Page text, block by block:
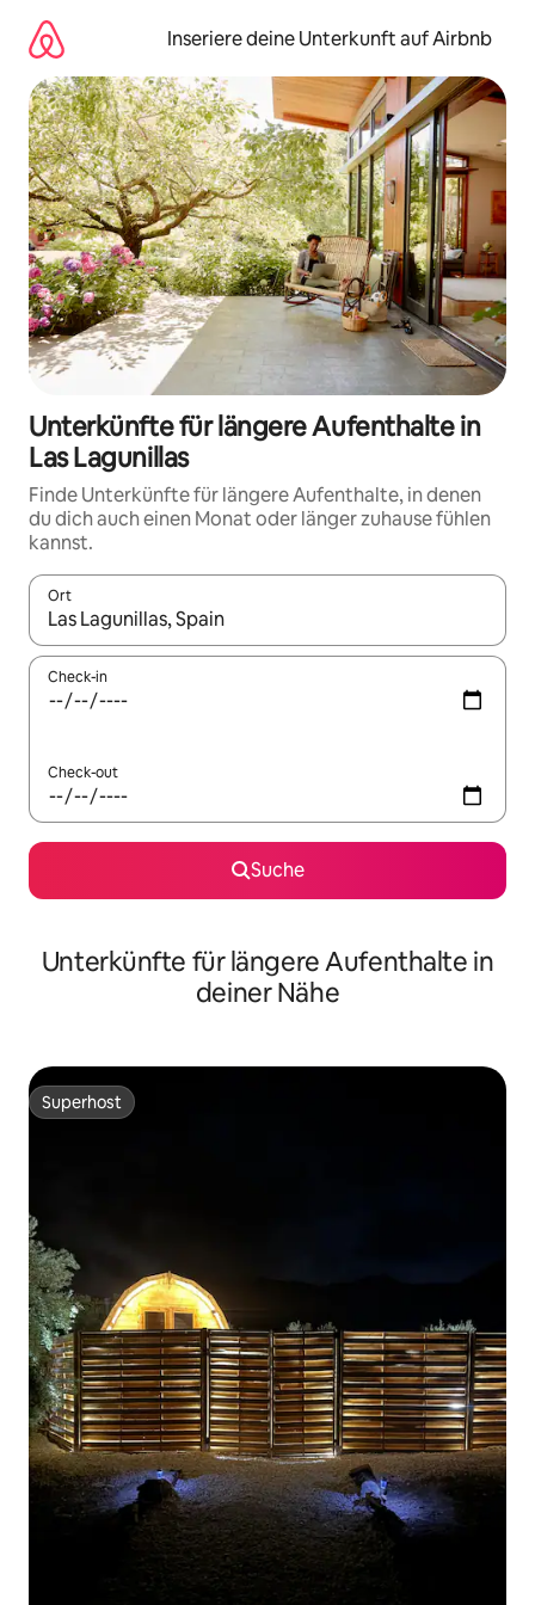
Inhalten
springen
Inseriere deine Unterkunft auf Airbnb
Unterkünfte für längere Aufenthalte in
Las Lagunillas
Finde Unterkünfte für längere Aufenthalte, in denen
du dich auch einen Monat oder länger zuhause fühlen
kannst.
Ort
Wenn Ergebnisse verfügbar sind, navigiere mit den
Check-in
Check-out
Suche
Unterkünfte für längere Aufenthalte in
deiner Nähe
Superhost
Superhost